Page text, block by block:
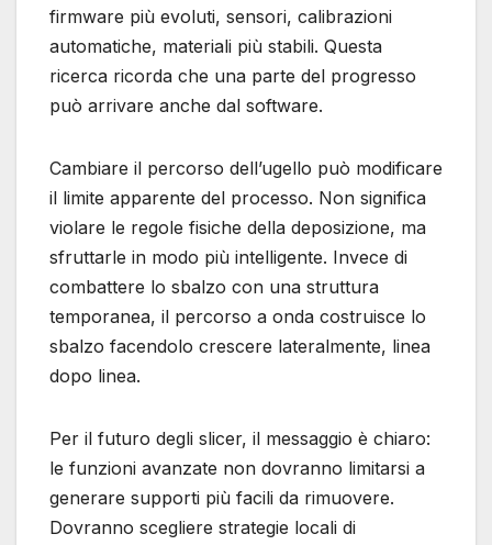
firmware più evoluti, sensori, calibrazioni
automatiche, materiali più stabili. Questa
ricerca ricorda che una parte del progresso
può arrivare anche dal software.
Cambiare il percorso dell’ugello può modificare
il limite apparente del processo. Non significa
violare le regole fisiche della deposizione, ma
sfruttarle in modo più intelligente. Invece di
combattere lo sbalzo con una struttura
temporanea, il percorso a onda costruisce lo
sbalzo facendolo crescere lateralmente, linea
dopo linea.
Per il futuro degli slicer, il messaggio è chiaro:
le funzioni avanzate non dovranno limitarsi a
generare supporti più facili da rimuovere.
Dovranno scegliere strategie locali di